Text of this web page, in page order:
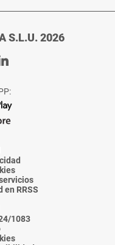
S.L.U. 2026
Ir
de
La
Voz
en RRSS
1083